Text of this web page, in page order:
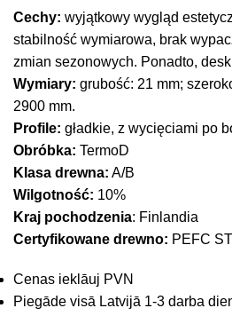
Cechy: wyjątkowy wygląd
stabilność wymiarowa, brak
zmian sezonowych. Ponadto,
Wymiary: grubość: 21 mm;
2900 mm.
Profile: gładkie, z wycięciami po
Obróbka: TermoD
Klasa drewna: A/B
Wilgotność: 10%
Kraj pochodzenia: Finlandia
Certyfikowane drewno: PEFC
Cenas ieklāuj PVN
Piegāde visā Latvijā 1-3 darba